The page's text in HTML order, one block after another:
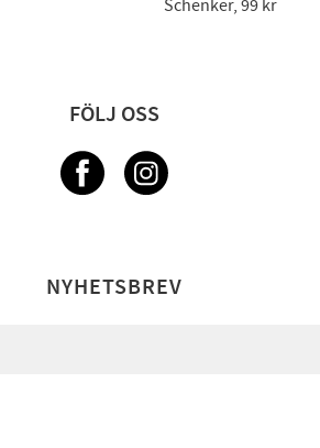
Schenker, 99 kr
FÖLJ OSS
NYHETSBREV